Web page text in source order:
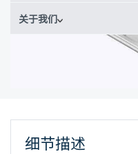
关于我们
细节描述